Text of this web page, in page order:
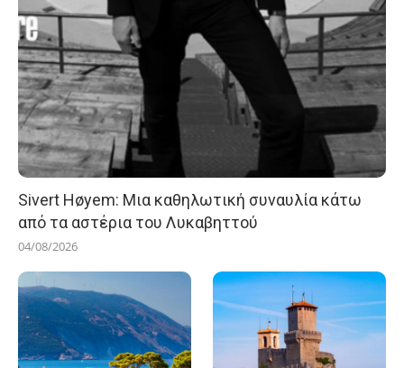
Sivert Høyem: Μια καθηλωτική συναυλία κάτω
από τα αστέρια του Λυκαβηττού
04/08/2026